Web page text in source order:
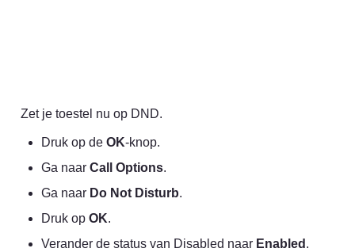
Zet je toestel nu op DND.
Druk op de OK-knop.
Ga naar Call Options.
Ga naar Do Not Disturb.
Druk op OK.
Verander de status van Disabled naar Enabled .